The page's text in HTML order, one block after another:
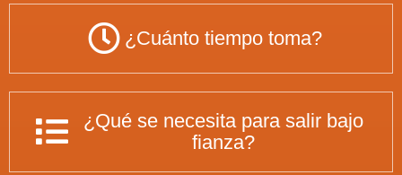
¿Cuánto tiempo toma?
¿Qué se necesita para salir bajo
fianza?